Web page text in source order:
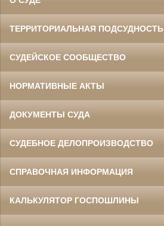
ТЕРРИТОРИАЛЬНАЯ ПОДСУДНОСТЬ
СУДЕЙСКОЕ СООБЩЕСТВО
НОРМАТИВНЫЕ АКТЫ
ДОКУМЕНТЫ СУДА
СУДЕБНОЕ ДЕЛОПРОИЗВОДСТВО
СПРАВОЧНАЯ ИНФОРМАЦИЯ
КАЛЬКУЛЯТОР ГОСПОШЛИНЫ